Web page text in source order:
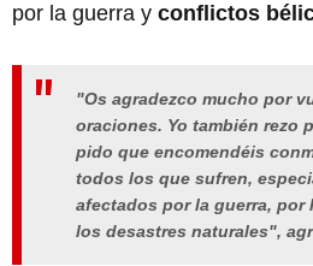
por la guerra y conflictos
"Os agradezco mucho por
oraciones. Yo también rezo
pido que encomendéis
todos los que sufren,
afectados por la guerra, por
los desastres naturales",